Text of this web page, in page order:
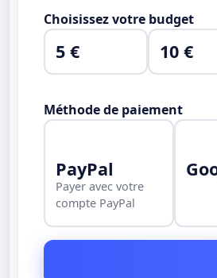
Choisissez votre budget
5 € 10 €
Méthode de paiement
PayPal
Payer avec votre
compte PayPal